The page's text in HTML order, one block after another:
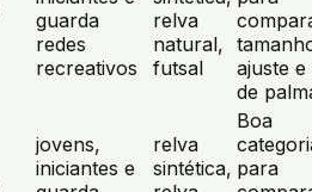
guarda
redes
recreativos
relva
natural,
futsal
ajuste e
de
jovens,
iniciantes e
relva
sintética,
Boa
para